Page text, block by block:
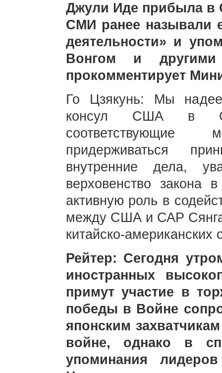
Джули Иде прибыла в
СМИ ранее называли
деятельности» и
Вонгом и
прокомментирует
Го Цзякунь: Мы
консул США в
соответствующие
придерживаться
внутренние дела,
верховенство закона
активную роль в
между США и САР
китайско-американских
Рейтер: Сегодня
иностранных
примут участие в
победы в Войне
японским
войне, однако в
упоминания